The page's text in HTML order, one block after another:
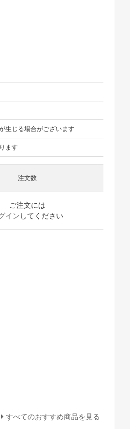
生じる場合がございます
ます
注文数
ご注文には
イン してください
すべてのおすすめ商品を見る